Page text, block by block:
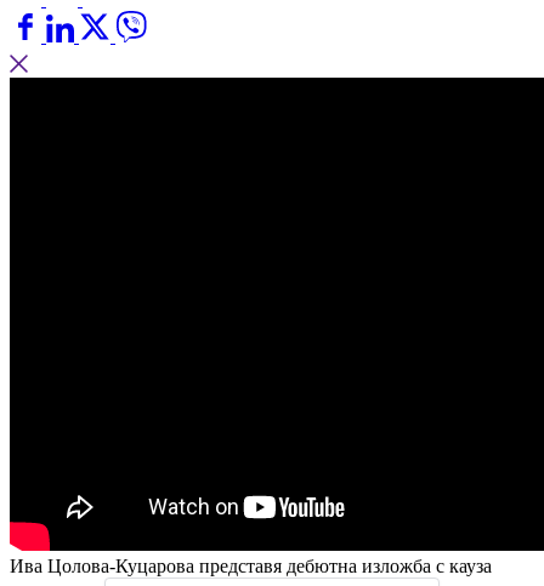
Ива Цолова-Куцарова представя дебютна изложба с кауза